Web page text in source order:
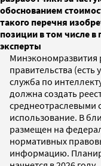
обоснованием
такого перечня
позиции в том числе в
эксперты
Минэкономразвития
правительства
служба по
должна создать
среднеотраслевыми
использование. В
размещен на
нормативных
информацию.